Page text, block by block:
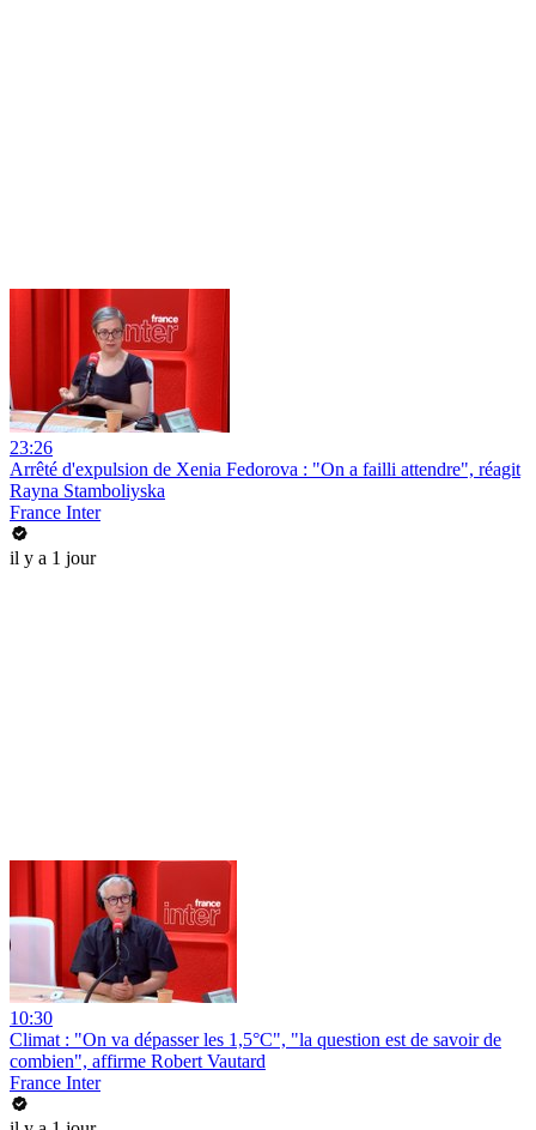
23:26
Arrêté d'expulsion de Xenia Fedorova : "On a failli attendre", réagit
Rayna Stamboliyska
France Inter
il y a 1 jour
10:30
Climat : "On va dépasser les 1,5°C", "la question est de savoir de
combien", affirme Robert Vautard
France Inter